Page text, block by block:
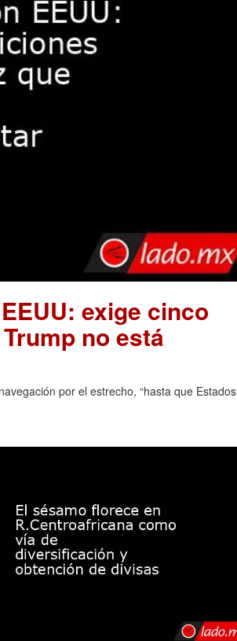
exige cinco
no está
por el estrecho, “hasta que Estados